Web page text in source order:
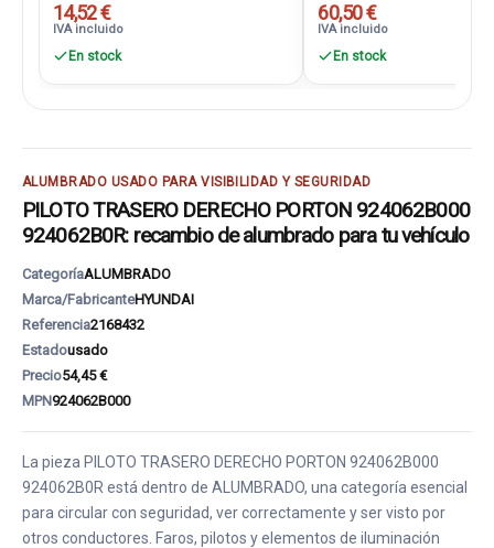
14,52 €
IVA incluido
En stock
60,50 €
IVA incluido
En stock
ALUMBRADO USADO PARA VISIBILIDAD Y SEGURIDAD
PILOTO TRASERO DERECHO PORTON 924062B000
924062B0R: recambio de alumbrado para tu vehículo
CategoríaALUMBRADO
Marca/FabricanteHYUNDAI
Referencia2168432
Estadousado
Precio54,45 €
MPN924062B000
La pieza PILOTO TRASERO DERECHO PORTON 924062B000
924062B0R está dentro de ALUMBRADO, una categoría esencial
para circular con seguridad, ver correctamente y ser visto por
otros conductores. Faros, pilotos y elementos de iluminación